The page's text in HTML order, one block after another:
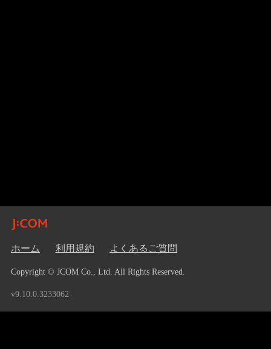
ホーム 利用規約 よくあるご質問
Copyright © JCOM Co., Ltd. All Rights Reserved.
v9.10.0.3233062